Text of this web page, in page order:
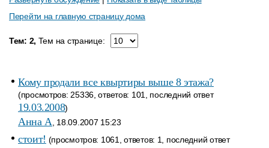
Перейти на главную страницу дома
Тем: 2, Тем на странице:
Кому продали все квыртиры выше 8 этажа?
(просмотров: 25336, ответов: 101, последний ответ
19.03.2008)
Анна A , 18.09.2007 15:23
стоит! (просмотров: 1061, ответов: 1, последний ответ